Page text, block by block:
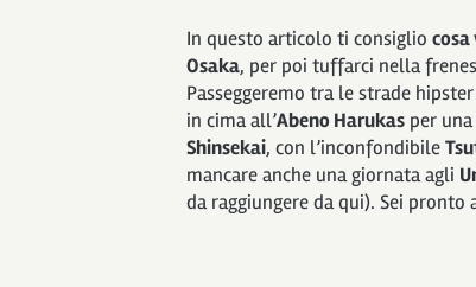
In questo articolo ti consiglio cosa
Osaka, per poi tuffarci nella
Passeggeremo tra le strade
in cima all’Abeno Harukas per
Shinsekai, con l’inconfondibile
mancare anche una giornata agli
da raggiungere da qui). Sei pronto